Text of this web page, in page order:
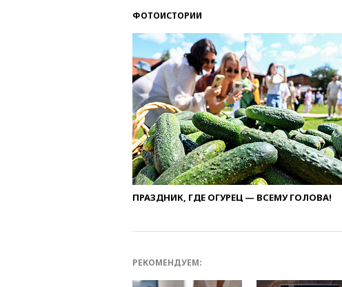
ФОТОИСТОРИИ
ПРАЗДНИК, ГДЕ ОГУРЕЦ — ВСЕМУ ГОЛОВА!
РЕКОМЕНДУЕМ: